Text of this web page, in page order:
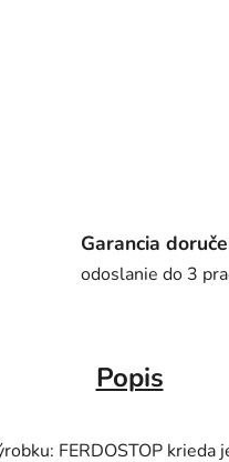
Garancia
odoslanie do 3
Popis
FERDOSTOP